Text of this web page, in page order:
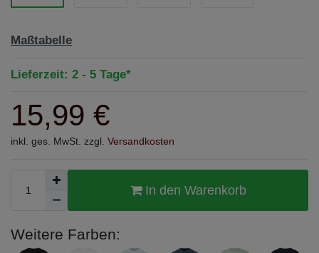
Maßtabelle
Lieferzeit: 2 - 5 Tage*
15,99 €
inkl. ges. MwSt. zzgl. Versandkosten
In den Warenkorb
Weitere Farben: